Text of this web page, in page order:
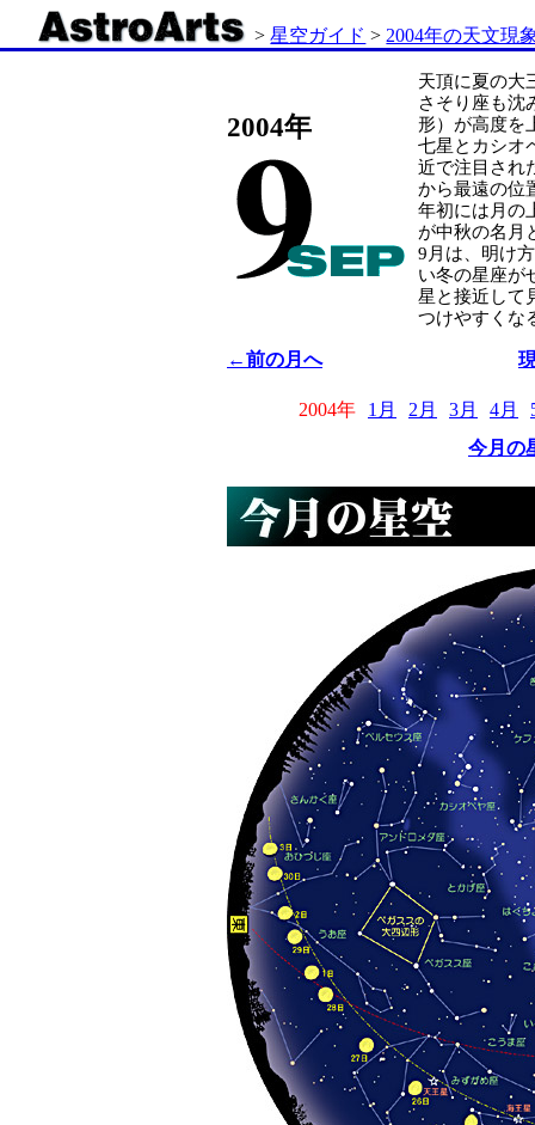
>星空ガイド > 2004年の天文現
2004年
天頂に夏の大
さそり座も沈
形）が高度を
七星とカシオ
近で注目され
から最遠の位
年初には月の
が中秋の名月
9月は、明け
い冬の星座が
星と接近して
つけやすくな
←前の月へ
2004年 1月 2月 3月 4月
今月の